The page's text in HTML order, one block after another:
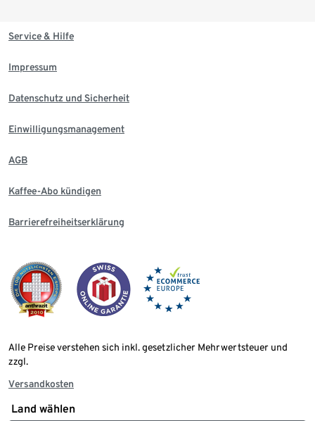
Service & Hilfe
Impressum
Datenschutz und Sicherheit
Einwilligungsmanagement
AGB
Kaffee-Abo kündigen
Barrierefreiheitserklärung
Alle Preise verstehen sich inkl. gesetzlicher Mehrwertsteuer und
zzgl.
Versandkosten
Land wählen